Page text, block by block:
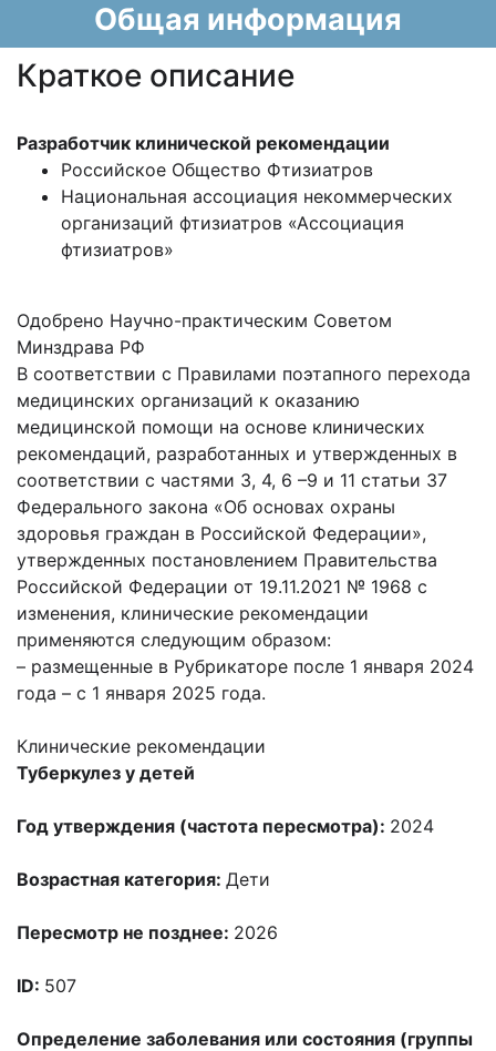
Общая информация
Краткое описание
Разработчик клинической рекомендации
Российское Общество Фтизиатров
Национальная ассоциация некоммерческих
организаций фтизиатров «Ассоциация
фтизиатров»
Одобрено Научно-практическим Советом
Минздрава РФ
В соответствии с Правилами поэтапного перехода
медицинских организаций к оказанию
медицинской помощи на основе клинических
рекомендаций, разработанных и утвержденных в
соответствии с частями 3, 4, 6 –9 и 11 статьи 37
Федерального закона «Об основах охраны
здоровья граждан в Российской Федерации»,
утвержденных постановлением Правительства
Российской Федерации от 19.11.2021 № 1968 с
изменения, клинические рекомендации
применяются следующим образом:
– размещенные в Рубрикаторе после 1 января 2024
года – с 1 января 2025 года.
Клинические рекомендации
Туберкулез у детей
Год утверждения (частота пересмотра): 2024
Возрастная категория: Дети
Пересмотр не позднее: 2026
ID: 507
Определение заболевания или состояния (группы